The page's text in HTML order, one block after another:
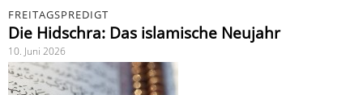
FREITAGSPREDIGT
Die Hidschra: Das islamische Neujahr
10. Juni 2026